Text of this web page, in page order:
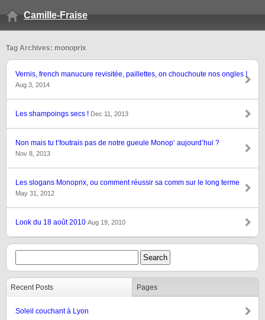
Camille-Fraise
Tag Archives: monoprix
Vernis, french manucure revisitée, paillettes, on chouchoute nos ongles !
Aug 3, 2014
Les shampoings secs ! Dec 11, 2013
Non mais tu t’foutrais pas de notre gueule Monop’ aujourd’hui ?
Nov 8, 2013
Les slogans Monoprix, ou comment réussir sa comm sur le long terme
May 31, 2012
Look du 18 août 2010 Aug 19, 2010
Recent Posts Pages
Soleil couchant à Lyon